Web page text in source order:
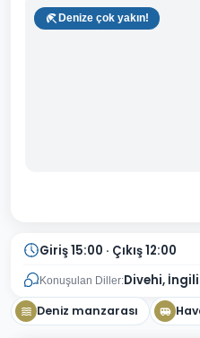
Denize çok yakın!
Giriş 15:00 · Çıkış 12:00
Konuşulan Diller:Divehi,
Deniz manzarası